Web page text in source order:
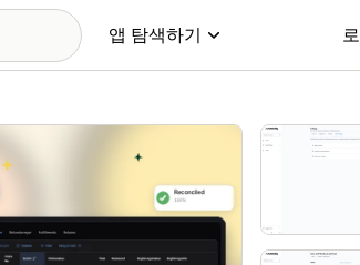
앱 탐색하기